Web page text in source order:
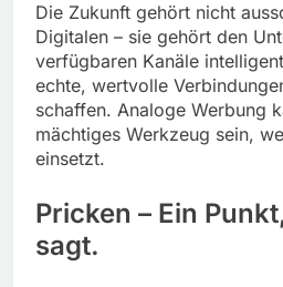
Die Zukunft gehört nicht
Digitalen – sie gehört den
verfügbaren Kanäle
echte, wertvolle
schaffen. Analoge Werbung
mächtiges Werkzeug sein,
einsetzt.
Pricken – Ein
sagt.